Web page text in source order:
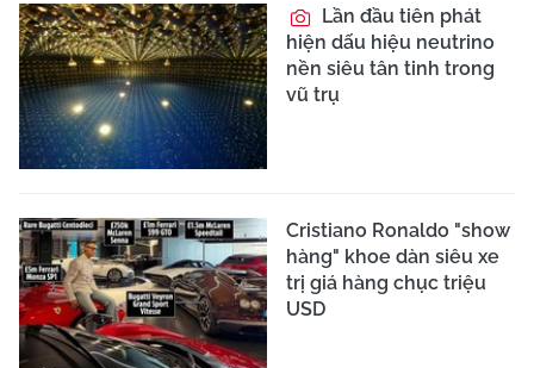
Lần đầu tiên phát
hiện dấu hiệu neutrino
nền siêu tân tinh trong
vũ trụ
Cristiano Ronaldo "show
hàng" khoe dàn siêu xe
trị giá hàng chục triệu
USD